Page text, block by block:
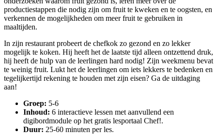
productiestappen die nodig zijn om fruit te kweken en te oogsten, en
verkennen de mogelijkheden om meer fruit te gebruiken in
maaltijden.
In zijn restaurant probeert de chefkok zo gezond en zo lekker
mogelijk te koken. Hij heeft het de laatste tijd alleen ontzettend druk,
hij heeft de hulp van de leerlingen hard nodig! Zijn weekmenu bevat
te weinig fruit. Lukt het de leerlingen om iets lekkers te bedenken en
tegelijkertijd rekening te houden met zijn eisen? Ga de uitdaging
aan!
Groep: 5-6
Inhoud: 6 interactieve lessen met aanvullend een
digibordmodule op het gratis lesportaal Chef!.
Duur: 25-60 minuten per les.